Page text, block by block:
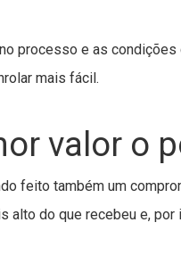
processo e as
mais fácil.
valor o
feito também um
alto do que recebeu e,